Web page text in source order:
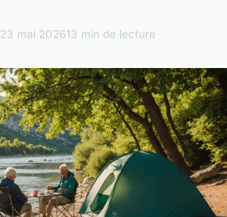
23 mai 202613 min de lecture